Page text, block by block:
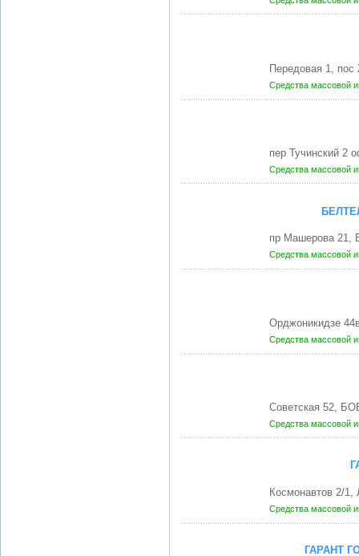
Передовая 1,
Средства массовой
пер Тучинский 2
Средства массовой
пр Машерова 21,
Средства массовой
Орджоникидзе
Средства массовой
Советская 52,
Средства массовой
Космонавтов 2/
Средства массовой
ГАРАНТ